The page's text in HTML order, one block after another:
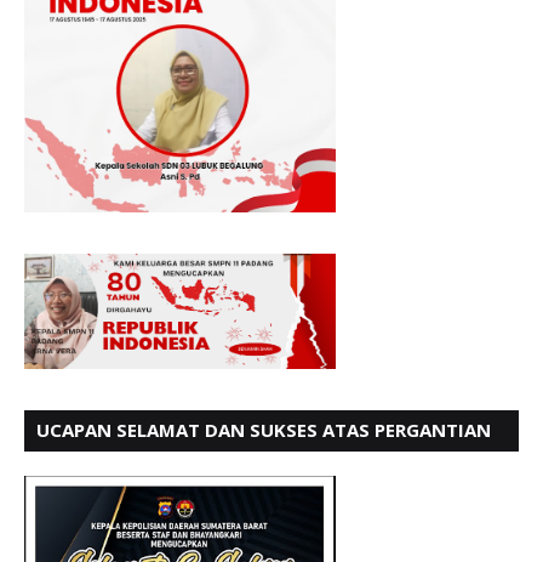
UCAPAN SELAMAT DAN SUKSES ATAS PERGANTIAN